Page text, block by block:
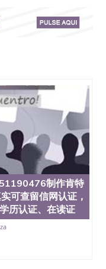
网上买文凭可靠
国外本
可以办理澳洲毕
551190476申
551190476哪里
可以修改成绩单
来吗551190476
何拿到国外毕业证
微信551190476
找毕业证封皮
制QQ微信
信551190476快
外留学文凭认证
QQ微信
法国留学
金照片QQ微信
微信551190476
爱尔兰留学回国
办理QQ微信
制作肯特
可查留信网认证，
历认证、在读证